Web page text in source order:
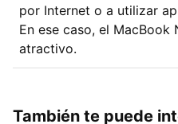
por Internet o a utilizar
En ese caso, el MacBook
atractivo.
También te puede